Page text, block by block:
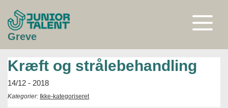
indhold
Greve
Åben
Kræft og strålebehandling
14/12 - 2018
Kategorier: Ikke-kategoriseret